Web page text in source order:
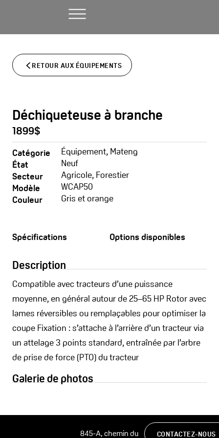
contenu
RETOUR AUX ÉQUIPEMENTS
Déchiqueteuse à branche
1899$
Catégorie Équipement, Mateng
État
Neuf
Secteur
Agricole, Forestier
Modèle
WCAP50
Couleur
Gris et orange
Spécifications Options disponibles
Description
Compatible avec tracteurs d’une puissance
moyenne, en général autour de 25–65 HP Rotor avec
lames réversibles ou remplaçables pour optimiser la
coupe Fixation : s’attache à l’arrière d’un tracteur via
un attelage 3 points standard, entraînée par l’arbre
de prise de force (PTO) du tracteur
Galerie de photos
845-A, chemin du CONTACTEZ-NOUS